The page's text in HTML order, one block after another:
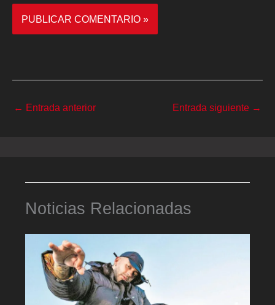
← Entrada anterior Entrada siguiente →
Noticias Relacionadas